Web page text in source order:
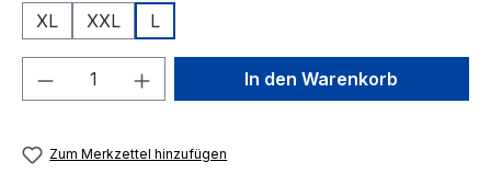
XL
XXL L
Produkt Anzahl: Gib denIn den Warenkorb
Zum Merkzettel hinzufügen